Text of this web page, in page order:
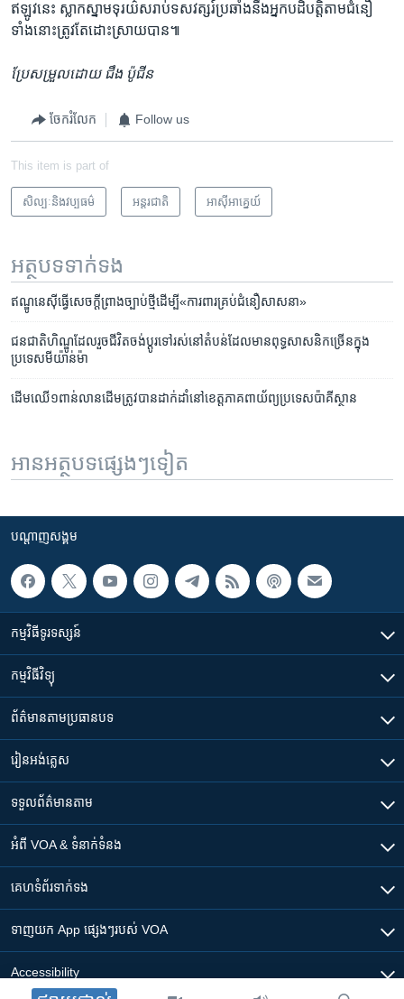
ឥឡូវនេះ ​ស្លាក​ស្នាម​ទុរយ៌ស​រាប់​ទសវត្សរ៍​ប្រឆាំង​នឹងអ្នក​បដិបត្តិ​តាមជំនឿ​
ទាំង​នោះ​ត្រូវ​តែ​ដោះស្រាយ​បាន៕
ប្រែសម្រួល​ដោយ ​ជឹង ​ប៉ូជីន
ចែករំលែក Follow us
This item is part of
សិល្បៈនិងវប្បធម៌ អន្តរជាតិ អាស៊ី​អាគ្នេយ៍
អត្ថបទ​ទាក់ទង
ឥណ្ឌូនេស៊ី​ធ្វើ​សេចក្តី​ព្រាង​​ច្បាប់​ថ្មី​ដើម្បី​«ការពារ​គ្រប់​ជំនឿ​សាសនា»
ជនជាតិ​ហិណ្ឌូ​ដែល​រួចជីវិត​ចង់ប្តូរទៅរស់នៅ​តំបន់​ដែលមានពុទ្ធសាសនិក​ច្រើន​ក្នុង​
ប្រទេស​មីយ៉ាន់ម៉ា
ដើម​ឈើ​១ពាន់លាន​ដើម​ត្រូវ​បាន​ដាក់​ដាំ​នៅ​ខេត្ត​ភាគពាយ័ព្យ​ប្រទេស​ប៉ាគីស្ថាន
អានអត្ថបទផ្សេងៗទៀត
បណ្តាញ​សង្គម
កម្មវិធី​ទូរទស្សន៍
កម្មវិធី​វិទ្យុ
ព័ត៌មាន​តាមប្រធានបទ​
រៀន​​អង់គ្លេស
ទទួល​ព័ត៌មាន​តាម
អំពី​ VOA & ទំនាក់ទំនង
គេហទំព័រ​​ទាក់ទង
ទាញយក​ App ផ្សេងៗ​របស់​ VOA
Accessibility